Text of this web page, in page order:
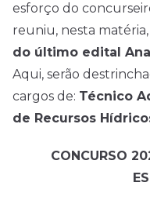
esforço do
reuniu, nesta
do último edital Ana
Aqui, serão
cargos de: Técnico
de Recursos
CONCURSO